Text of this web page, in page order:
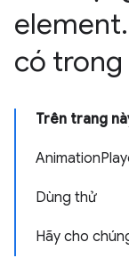
element.
có trong
Trên trang
Dùng thử
Hãy cho